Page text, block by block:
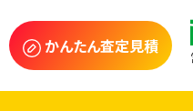
かんたん査定見積